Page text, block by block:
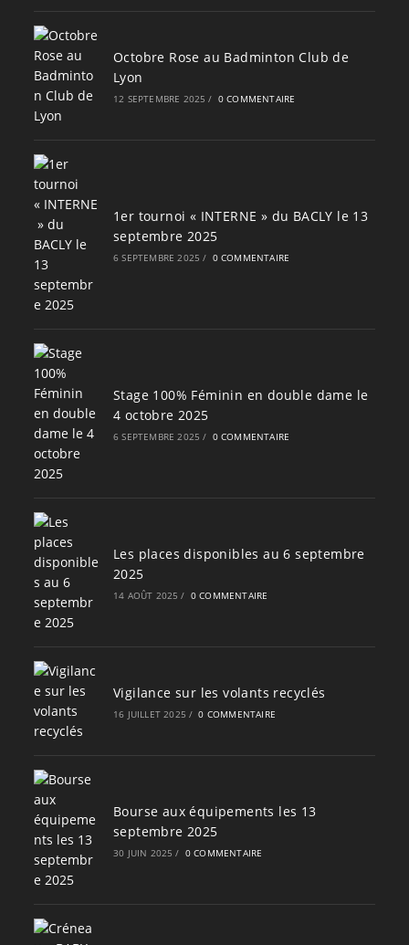
Octobre Rose au Badminton Club de
Lyon
12 SEPTEMBRE 2025 / 0 COMMENTAIRE
1er tournoi « INTERNE » du BACLY le 13
septembre 2025
6 SEPTEMBRE 2025 / 0 COMMENTAIRE
Stage 100% Féminin en double dame le
4 octobre 2025
6 SEPTEMBRE 2025 / 0 COMMENTAIRE
Les places disponibles au 6 septembre
2025
14 AOÛT 2025 / 0 COMMENTAIRE
Vigilance sur les volants recyclés
16 JUILLET 2025 / 0 COMMENTAIRE
Bourse aux équipements les 13
septembre 2025
30 JUIN 2025 / 0 COMMENTAIRE